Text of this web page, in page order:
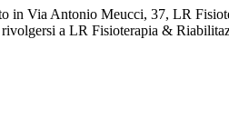
in Via Antonio Meucci, 37, LR
rivolgersi a LR Fisioterapia &